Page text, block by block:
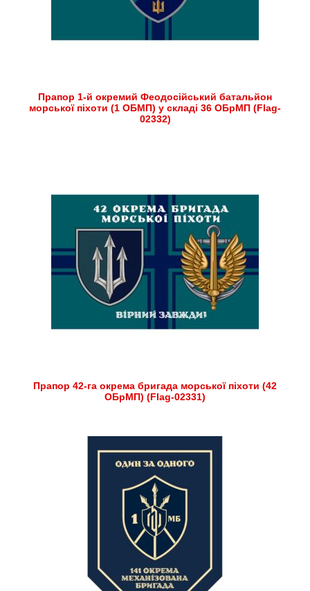
Прапор 1-й окремий Феодосійський батальйон
морської піхоти (1 ОБМП) у складі 36 ОБрМП (Flag-
02332)
Прапор 42-га окрема бригада морської піхоти (42
ОБрМП) (Flag-02331)